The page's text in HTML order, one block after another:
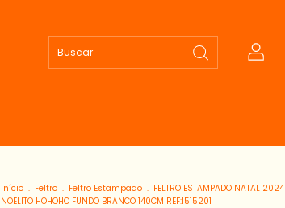
Início . Feltro . Feltro Estampado . FELTRO ESTAMPADO NATAL 2024
NOELITO HOHOHO FUNDO BRANCO 140CM REF:1515201